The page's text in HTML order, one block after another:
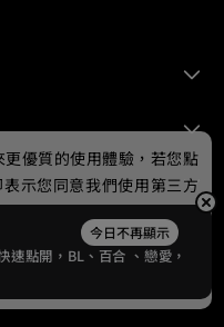
Co., Ltd.
今日不再顯示
速點開，BL、 百合 、戀愛，
優質的使用體驗，若您點
示您同意我們使用第三方
政策。